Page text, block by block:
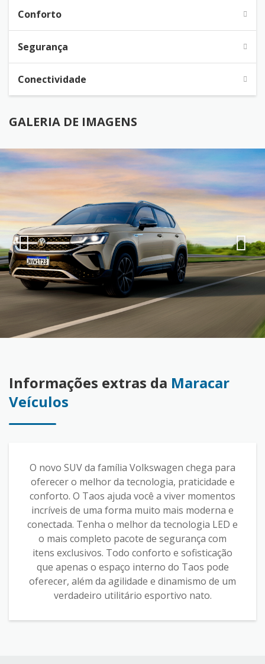
Conforto
Segurança
Conectividade
GALERIA DE IMAGENS
Informações extras da Maracar
Veículos
O novo SUV da família Volkswagen chega para
oferecer o melhor da tecnologia, praticidade e
conforto. O Taos ajuda você a viver momentos
incríveis de uma forma muito mais moderna e
conectada. Tenha o melhor da tecnologia LED e
o mais completo pacote de segurança com
itens exclusivos. Todo conforto e sofisticação
que apenas o espaço interno do Taos pode
oferecer, além da agilidade e dinamismo de um
verdadeiro utilitário esportivo nato.